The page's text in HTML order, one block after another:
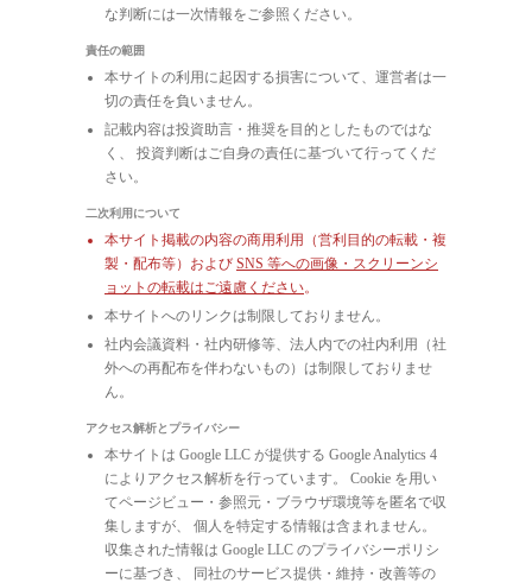
な判断には一次情報をご参照ください。
責任の範囲
本サイトの利用に起因する損害について、運営者は一
切の責任を負いません。
記載内容は投資助言・推奨を目的としたものではな
く、 投資判断はご自身の責任に基づいて行ってくだ
さい。
二次利用について
本サイト掲載の内容の商用利用（営利目的の転載・複
製・配布等）および SNS 等への画像・スクリーンシ
ョットの転載はご遠慮ください。
本サイトへのリンクは制限しておりません。
社内会議資料・社内研修等、法人内での社内利用（社
外への再配布を伴わないもの）は制限しておりませ
ん。
アクセス解析とプライバシー
本サイトは Google LLC が提供する Google Analytics 4
によりアクセス解析を行っています。 Cookie を用い
てページビュー・参照元・ブラウザ環境等を匿名で収
集しますが、 個人を特定する情報は含まれません。
収集された情報は Google LLC のプライバシーポリシ
ーに基づき、 同社のサービス提供・維持・改善等の